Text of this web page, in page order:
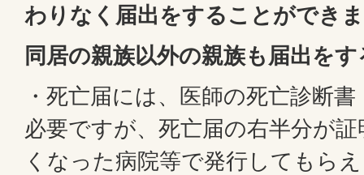
わりなく届出をすることができ
同居の親族以外の親族も届出を
・死亡届には、医師の死亡診断
必要ですが、死亡届の右半分が
くなった病院等で発行してもら